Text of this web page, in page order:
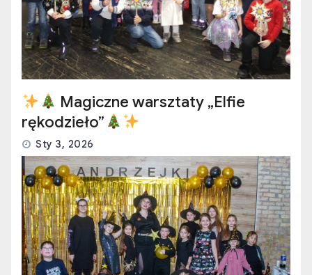
Magiczne warsztaty „Elfie
rękodzieło”
Sty 3, 2026